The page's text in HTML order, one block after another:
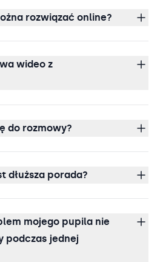
rozwiązać online?
wideo z
do rozmowy?
dłuższa porada?
mojego pupila nie
podczas jednej